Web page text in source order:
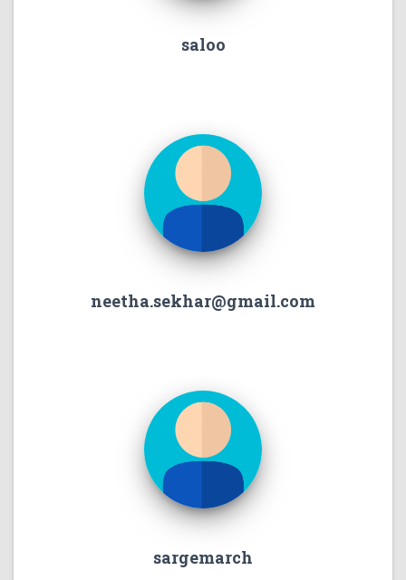
saloo
neetha.sekhar@gmail.com
sargemarch